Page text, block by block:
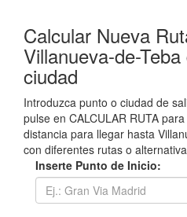
Calcular Nueva
Villanueva-de-
ciudad
Introduzca punto o ciudad de
pulse en CALCULAR RUTA
distancia para llegar hasta
con diferentes rutas o
Inserte Punto de Inicio: